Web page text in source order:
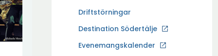
Driftstörningar
Destination Södertälje
Ö
p
Evenemangskalender